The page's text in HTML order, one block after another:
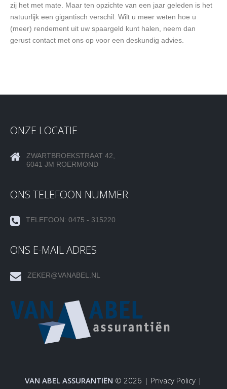
zij het met mate. Maar ten opzichte van een jaar geleden is het
natuurlijk een gigantisch verschil. Wilt u meer weten hoe u
(meer) rendement uit uw spaargeld kunt halen, neem dan
gerust contact met ons op voor een deskundig advies.
ONZE LOCATIE
ZWARTBROEKSTRAAT 42,
6041 JM ROERMOND
ONS TELEFOON NUMMER
TELEFOON: 0475 - 315220
ONS E-MAIL ADRES
ZEKER@VANABEL.NL
VAN ABEL ASSURANTIËN © 2026 | Privacy Policy |